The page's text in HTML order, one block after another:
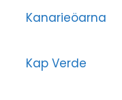
Kanarieöarna
Kap Verde